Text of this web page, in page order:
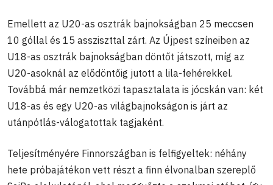
Emellett az U20-as osztrák bajnokságban 25 meccsen
10 góllal és 15 assziszttal zárt. Az Újpest színeiben az
U18-as osztrák bajnokságban döntőt játszott, míg az
U20-asoknál az elődöntőig jutott a lila-fehérekkel.
Továbbá már nemzetközi tapasztalata is jócskán van: két
U18-as és egy U20-as világbajnokságon is járt az
utánpótlás-válogatottak tagjaként.
Teljesítményére Finnországban is felfigyeltek: néhány
hete próbajátékon vett részt a finn élvonalban szereplő